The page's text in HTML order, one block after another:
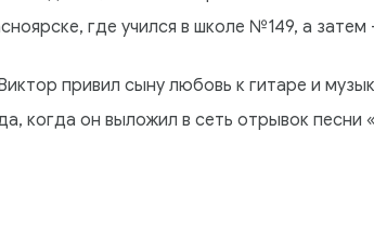
где учился в школе №149, а
привил сыну любовь к гитаре и
когда он выложил в сеть отрывок